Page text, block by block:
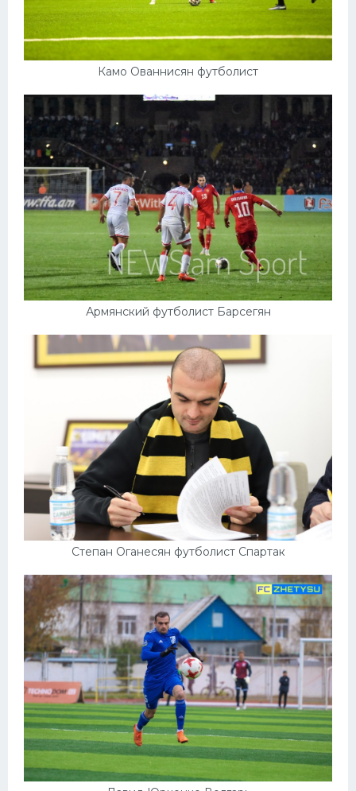
Камо Ованнисян футболист
Армянский футболист Барсегян
Степан Оганесян футболист Спартак